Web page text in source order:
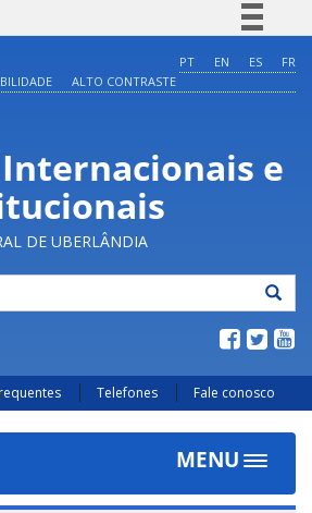
Comunica BR
Acesso à informação
Legislação
Canais
PT EN ES
FR
ALTO CONTRASTE
Internacionais e
DE UBERLÂNDIA
Telefones Fale conosco
MENU
Toggle